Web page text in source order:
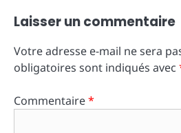
Laisser un commentaire
Votre adresse e-mail ne sera
obligatoires sont indiqués avec
Commentaire*